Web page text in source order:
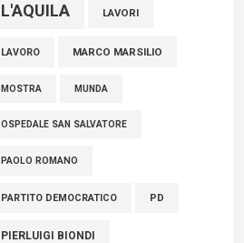
L'AQUILA LAVORI
LAVORO MARCO MARSILIO
MOSTRA MUNDA
OSPEDALE SAN SALVATORE
PAOLO ROMANO
PARTITO DEMOCRATICO PD
PIERLUIGI BIONDI